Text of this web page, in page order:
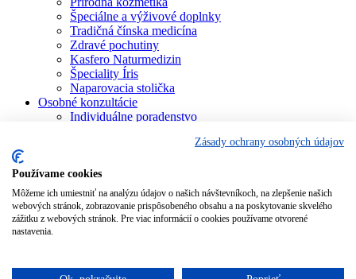
Špeciálne a výživové doplnky
Tradičná čínska medicína
Zdravé pochutiny
Kasfero Naturmedizin
Špeciality Íris
Naparovacia stolička
Osobné konzultácie
Individuálne poradenstvo
Aromaterapia
Homeopatia
Individuálna a partnerská numerológia
Numerológia – kľúč života
Blog
Zásady ochrany osobných údajov
Používame cookies
Môžeme ich umiestniť na analýzu údajov o našich návštevníkoch, na zlepšenie našich
webových stránok, zobrazovanie prispôsobeného obsahu a na poskytovanie skvelého
zážitku z webových stránok. Pre viac informácií o cookies používame otvorené
nastavenia.